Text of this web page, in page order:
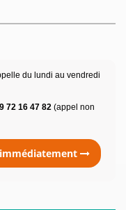
du lundi au vendredi
72 16 47 82 (appel non